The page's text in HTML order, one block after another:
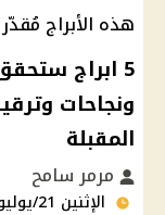
هذه الأبراج
5 ابراج
ونجاحات
المقبلة
مرمر سامح
الإثنين 21/يوليو/2025 - 12:49 م